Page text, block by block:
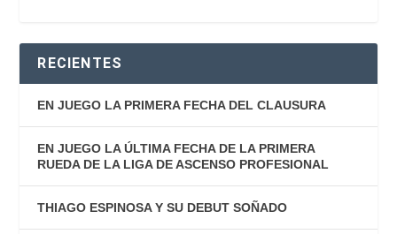
RECIENTES
EN JUEGO LA PRIMERA FECHA DEL CLAUSURA
EN JUEGO LA ÚLTIMA FECHA DE LA PRIMERA
RUEDA DE LA LIGA DE ASCENSO PROFESIONAL
THIAGO ESPINOSA Y SU DEBUT SOÑADO